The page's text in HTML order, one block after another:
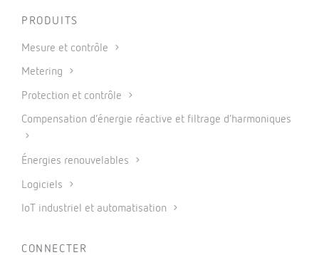
PRODUITS
Mesure et contrôle
Metering
Protection et contrôle
Compensation d’énergie réactive et filtrage d’harmoniques
Énergies renouvelables
Logiciels
IoT industriel et automatisation
CONNECTER